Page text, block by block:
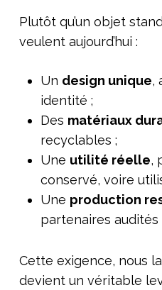
Plutôt qu’un objet
veulent aujourd’hui :
Un design unique,
identité ;
Des matériaux
recyclables ;
Une utilité réelle,
conservé, voire
Une production
partenaires audités
Cette exigence, nous
devient un véritable